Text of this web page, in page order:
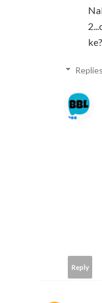
ke?
Replies
Reply